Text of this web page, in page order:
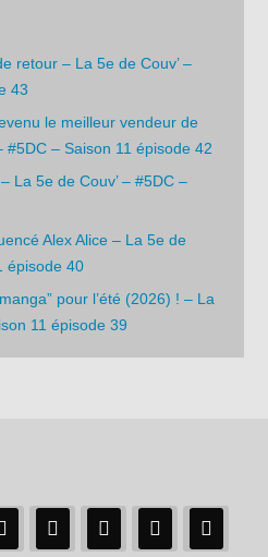
retour – La 5e de Couv’ –
43
le meilleur vendeur de
#5DC – Saison 11 épisode 42
La 5e de Couv’ – #5DC –
Alex Alice – La 5e de
épisode 40
pour l’été (2026) ! – La
11 épisode 39